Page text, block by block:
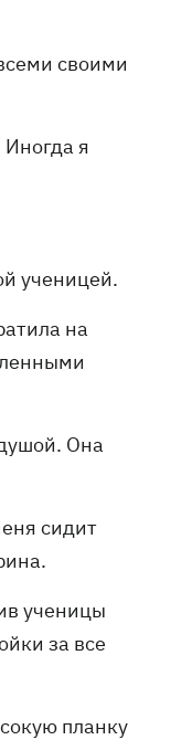
своими
я
ученицей.
на
Она
сидит
ученицы
за все
планку